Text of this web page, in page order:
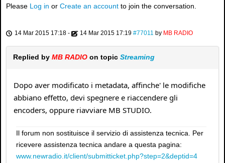
Please Log in or Create an account to join the conversation.
14 Mar 2015 17:18 - 14 Mar 2015 17:19 #77011 by MB RADIO
Replied by MB RADIO on topic Streaming
Dopo aver modificato i metadata, affinche' le modifiche
abbiano effetto, devi spegnere e riaccendere gli
encoders, oppure riavviare MB STUDIO.
Il forum non sostituisce il servizio di assistenza tecnica. Per
ricevere assistenza tecnica andare a questa pagina:
www.newradio.it/client/submitticket.php?step=2&deptid=4